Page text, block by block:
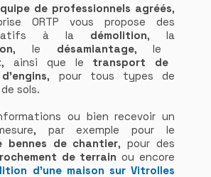
de professionnels agréés,
ORTP vous propose des
à la démolition, la
, le désamiantage, le
, ainsi que le transport de
, pour tous types de
sols.
ou bien recevoir un
par exemple pour le
bennes de chantier, pour des
de terrain ou encore
d'une maison sur Vitrolles